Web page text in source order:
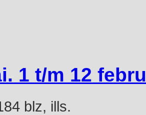
1 t/m 12
blz, ills.